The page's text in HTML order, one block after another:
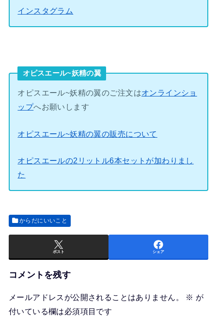
インスタグラム
オピスエール~妖精の翼
オピスエール~妖精の翼のご注文はオンラインショ
ップへお願いします
オピスエール~妖精の翼の販売について
オピスエールの2リットル6本セットが加わりまし
た
からだにいいこと
ポスト シェア
コメントを残す
メールアドレスが公開されることはありません。 ※ が
付いている欄は必須項目です